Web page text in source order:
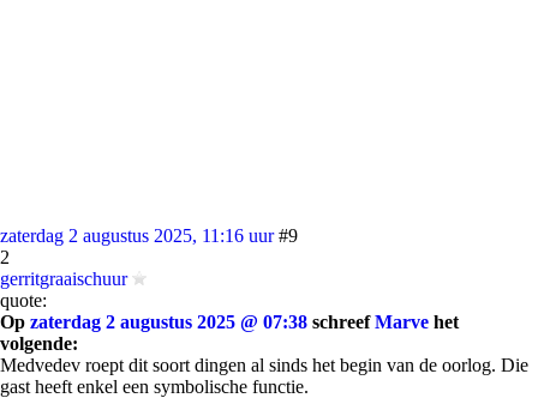
zaterdag 2 augustus 2025, 11:16 uur #9
2
gerritgraaischuur
quote:
Op zaterdag 2 augustus 2025 @ 07:38 schreefMarve het
volgende:
Medvedev roept dit soort dingen al sinds het begin van de oorlog. Die
gast heeft enkel een symbolische functie.